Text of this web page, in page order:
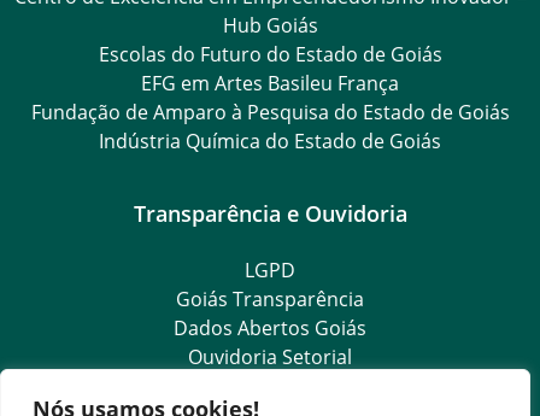
Nós usamos cookies!
Hub Goiás
Escolas do Futuro do Estado de Goiás
EFG em Artes Basileu França
Fundação de Amparo à Pesquisa do Estado de Goiás
Indústria Química do Estado de Goiás
Transparência e Ouvidoria
LGPD
Goiás Transparência
Dados Abertos Goiás
Ouvidoria Setorial